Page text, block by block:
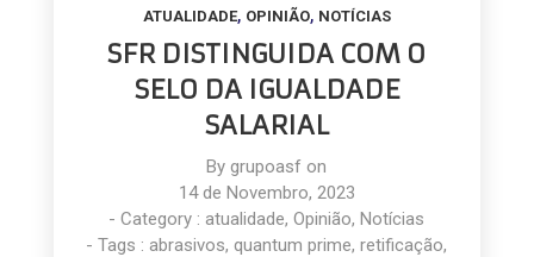
ATUALIDADE, OPINIÃO, NOTÍCIAS
SFR DISTINGUIDA COM O
SELO DA IGUALDADE
SALARIAL
Bygrupoasf on
14 de Novembro, 2023
- Category :atualidade,Opinião,Notícias
- Tags :abrasivos,quantum prime,retificação,